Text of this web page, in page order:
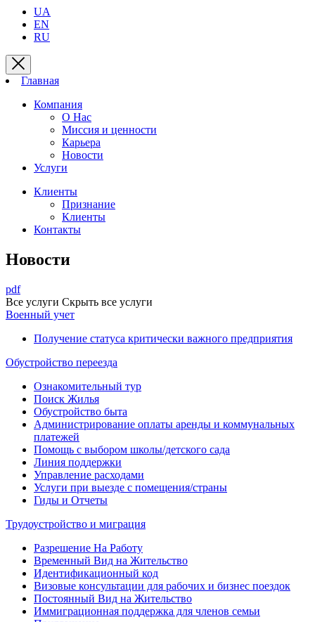
UA
EN
RU
Главная
Компания
О Нас
Миссия и ценности
Карьера
Новости
Услуги
Клиенты
Признание
Клиенты
Контакты
Новости
pdf
Все услуги Скрыть все услуги
Военный учет
Получение статуса критически важного предприятия
Обустройство переезда
Ознакомительный тур
Поиск Жилья
Обустройство быта
Администрирование оплаты аренды и коммунальных
платежей
Помощь с выбором школы/детского сада
Линия поддержки
Управление расходами
Услуги при выезде с помещения/страны
Гиды и Отчеты
Трудоустройство и миграция
Разрешение На Работу
Временный Вид на Жительство
Идентификационный код
Визовые консультации для рабочих и бизнес поездок
Постоянный Вид на Жительство
Иммиграционная поддержка для членов семьи